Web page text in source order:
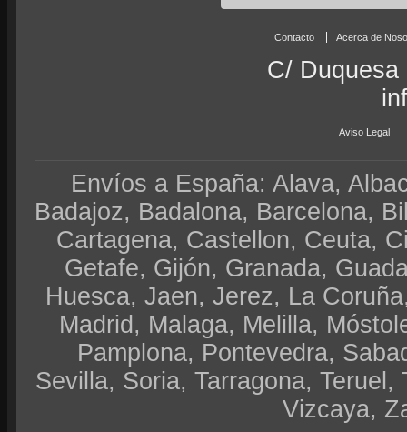
Contacto Acerca de
C/ Duquesa
Aviso Legal
Envíos a España: Alava,
Badajoz, Badalona, Barcelona,
Cartagena, Castellon, Ceuta,
Getafe, Gijón, Granada,
Huesca, Jaen, Jerez, La
Madrid, Malaga, Melilla,
Pamplona, Pontevedra,
Sevilla, Soria, Tarragona,
Vizcaya,